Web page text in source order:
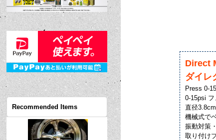
Recommended Items
Direct
ダイレ
Press 0-
0-15psi
直径
機械式で
振動対策
取り付け